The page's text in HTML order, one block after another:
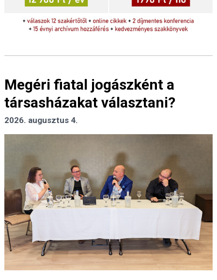
Megéri fiatal jogászként a
társasházakat választani?
2026. augusztus 4.